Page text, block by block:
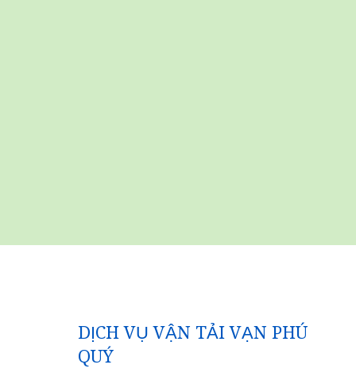
DỊCH VỤ VẬN TẢI VẠN PHÚ
QUÝ